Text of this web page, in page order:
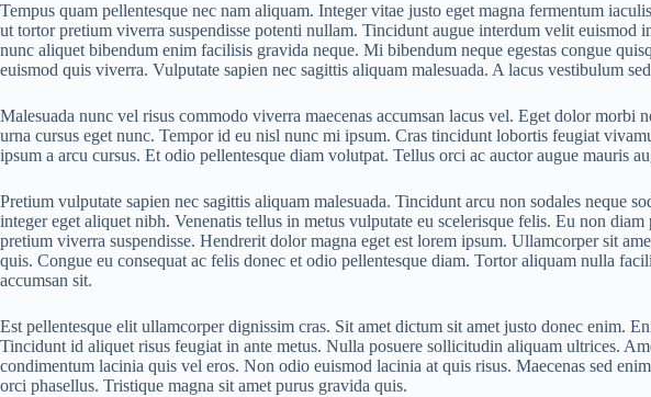
Tempus quam pellentesque nec nam aliquam. Integer vitae justo eget magna fermentum
ut tortor pretium viverra suspendisse potenti nullam. Tincidunt augue interdum velit euismod
nunc aliquet bibendum enim facilisis gravida neque. Mi bibendum neque egestas congue
euismod quis viverra. Vulputate sapien nec sagittis aliquam malesuada. A lacus vestibulum
Malesuada nunc vel risus commodo viverra maecenas accumsan lacus vel. Eget dolor
urna cursus eget nunc. Tempor id eu nisl nunc mi ipsum. Cras tincidunt lobortis feugiat
ipsum a arcu cursus. Et odio pellentesque diam volutpat. Tellus orci ac auctor augue mauris
Pretium vulputate sapien nec sagittis aliquam malesuada. Tincidunt arcu non sodales neque
integer eget aliquet nibh. Venenatis tellus in metus vulputate eu scelerisque felis. Eu non
pretium viverra suspendisse. Hendrerit dolor magna eget est lorem ipsum. Ullamcorper sit
quis. Congue eu consequat ac felis donec et odio pellentesque diam. Tortor aliquam nulla
accumsan sit.
Est pellentesque elit ullamcorper dignissim cras. Sit amet dictum sit amet justo donec enim.
Tincidunt id aliquet risus feugiat in ante metus. Nulla posuere sollicitudin aliquam ultrices.
condimentum lacinia quis vel eros. Non odio euismod lacinia at quis risus. Maecenas sed
orci phasellus. Tristique magna sit amet purus gravida quis.